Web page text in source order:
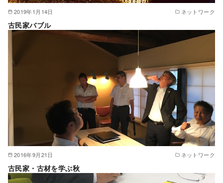
2019年1月14日 ネットワーク
古民家バブル
2016年9月21日 ネットワーク
古民家・古材を学ぶ秋